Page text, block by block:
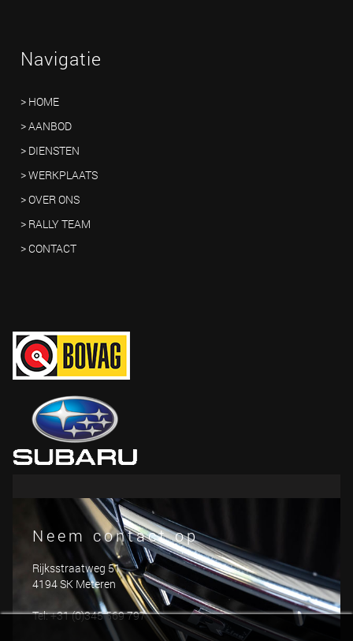
Navigatie
> HOME
> AANBOD
> DIENSTEN
> WERKPLAATS
> OVER ONS
> RALLY TEAM
> CONTACT
Neem contact op
Rijksstraatweg 51
4194 SK Meteren
Tel: +31 (0)345 569 797